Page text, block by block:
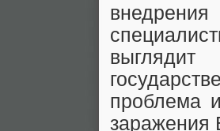
проблема
заражения